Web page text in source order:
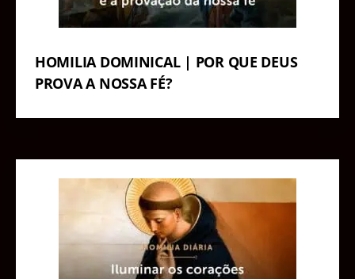
HOMILIA DOMINICAL | POR QUE DEUS
PROVA A NOSSA FÉ?